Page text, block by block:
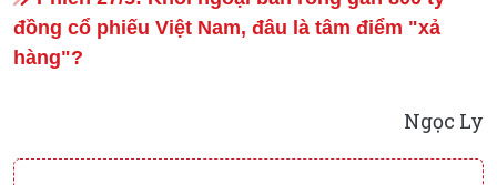
đồng cổ phiếu Việt Nam, đâu là tâm điểm "xả
hàng"?
Ngọc Ly